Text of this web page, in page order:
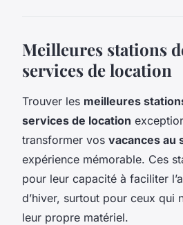
Meilleures stations
services de location
Trouver les meilleures
services de location
transformer vos vacances au
expérience mémorable. Ces
pour leur capacité à faciliter
d’hiver, surtout pour ceux qui
leur propre matériel.